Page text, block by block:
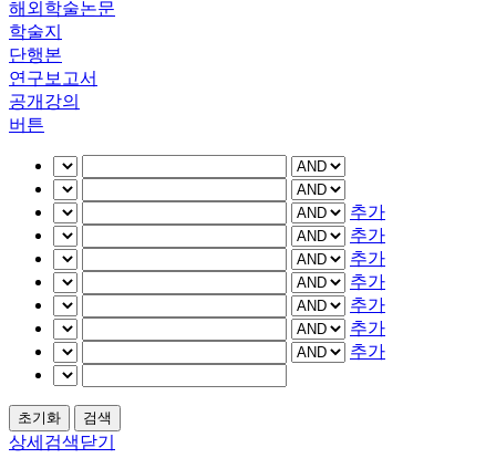
해외학술논문
학술지
단행본
연구보고서
공개강의
버튼
추가
추가
추가
추가
추가
추가
추가
상세검색닫기